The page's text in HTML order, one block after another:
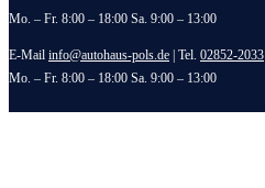
Mo. – Fr. 8:00 – 18:00 Sa. 9:00 – 13:00
E-Mail info@autohaus-pols.de | Tel. 02852-2033
Mo. – Fr. 8:00 – 18:00 Sa. 9:00 – 13:00